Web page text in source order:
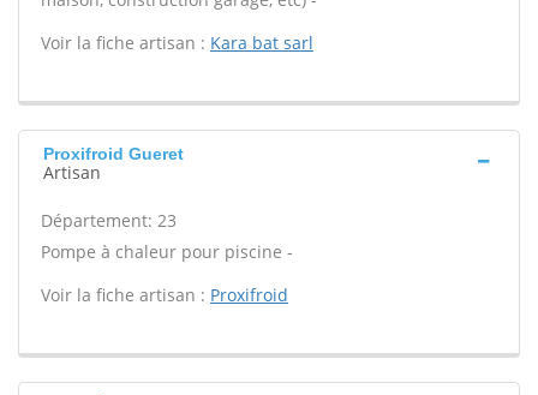
Voir la fiche artisan : Kara bat sarl
Proxifroid Gueret
Artisan
Département: 23
Pompe à chaleur pour piscine -
Voir la fiche artisan : Proxifroid